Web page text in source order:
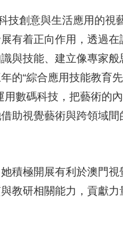
技創意與生活應用的視
有着正向作用，透過
與技能、建立像專家般
的“綜合應用技能教
數碼科技，把藝術的
助視覺藝術與跨領域
積極開展有利於澳門視
教研相關能力，貢獻力